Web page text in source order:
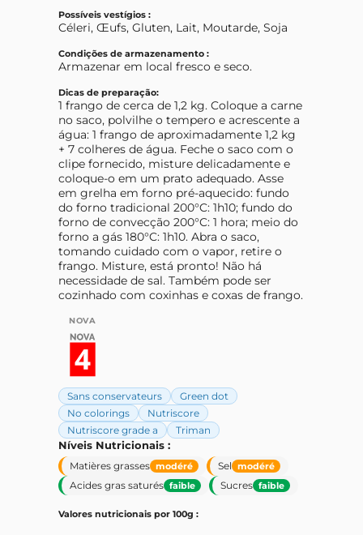
Possíveis vestígios :
Céleri, Œufs, Gluten, Lait, Moutarde, Soja
Condições de armazenamento :
Armazenar em local fresco e seco.
Dicas de preparação:
1 frango de cerca de 1,2 kg. Coloque a carne
no saco, polvilhe o tempero e acrescente a
água: 1 frango de aproximadamente 1,2 kg
+ 7 colheres de água. Feche o saco com o
clipe fornecido, misture delicadamente e
coloque-o em um prato adequado. Asse
em grelha em forno pré-aquecido: fundo
do forno tradicional 200°C: 1h10; fundo do
forno de convecção 200°C: 1 hora; meio do
forno a gás 180°C: 1h10. Abra o saco,
tomando cuidado com o vapor, retire o
frango. Misture, está pronto! Não há
necessidade de sal. Também pode ser
cozinhado com coxinhas e coxas de frango.
NOVA
Sans conservateurs
Green dot
No colorings
Nutriscore
Nutriscore grade a
Triman
Níveis Nutricionais :
Matières grasses modéré Sel modéré
Acides gras saturés faible Sucres faible
Valores nutricionais por 100g :